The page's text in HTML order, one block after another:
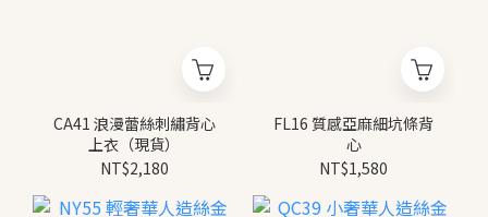
CA41 浪漫蕾絲刺繡背心
上衣（現貨）
NT$2,180
FL16 質感亞麻細坑條背
心
NT$1,580